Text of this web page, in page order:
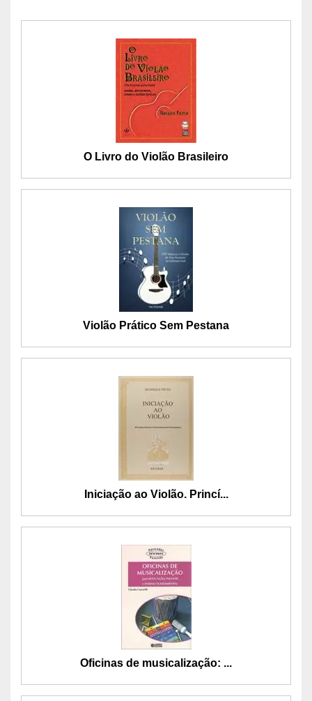
O Livro do Violão Brasileiro
Violão Prático Sem Pestana
Iniciação ao Violão. Princí...
Oficinas de musicalização: ...